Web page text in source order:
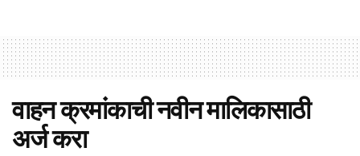
वाहन क्रमांकाची नवीन मालिकासाठी
अर्ज करा